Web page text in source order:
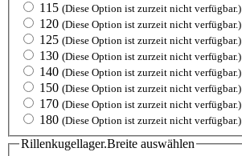
115 (Diese Option ist zurzeit nicht verfügbar.)
120 (Diese Option ist zurzeit nicht verfügbar.)
125 (Diese Option ist zurzeit nicht verfügbar.)
130 (Diese Option ist zurzeit nicht verfügbar.)
140 (Diese Option ist zurzeit nicht verfügbar.)
150 (Diese Option ist zurzeit nicht verfügbar.)
170 (Diese Option ist zurzeit nicht verfügbar.)
180 (Diese Option ist zurzeit nicht verfügbar.)
Rillenkugellager.Breite auswählen